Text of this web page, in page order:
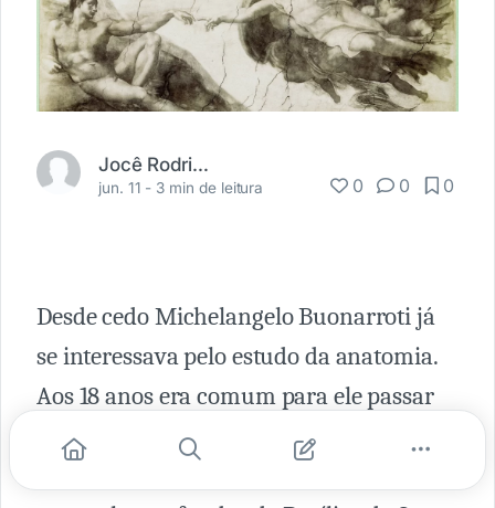
Jocê Rodrigues
jun. 11 - 3 min de leitura 0 0 0
Desde cedo Michelangelo Buonarroti já
se interessava pelo estudo da anatomia.
Aos 18 anos era comum para ele passar
noites e mais noites acordado, dissecando